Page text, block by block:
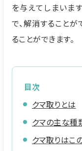
を与えてしまいま
で、解消すること
ることができます。
目次
クマ取りとは
クマの主な種
クマ取りはこ